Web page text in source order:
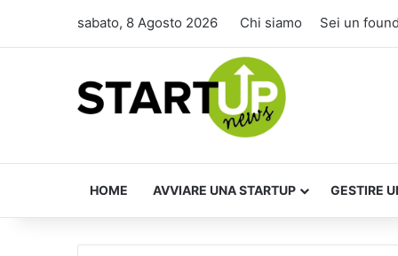
sabato, 8 Agosto 2026 Chi siamo Sei un
HOME AVVIARE UNA STARTUP GESTIRE